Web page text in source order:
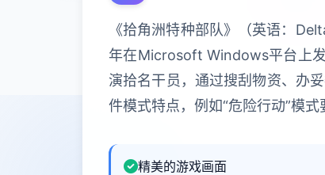
《拾角洲特种部队》（英语：
年在Microsoft Windows平台上
演拾名干员，通过搜刮物资、办
件模式特点，例如“危险行动”模
精美的游戏画面